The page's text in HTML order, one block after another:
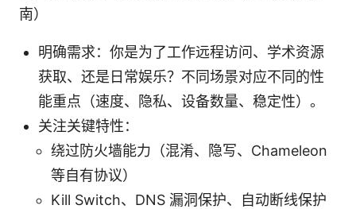
南）
明确需求：你是为了工作远程访问、学术资源
获取、还是日常娱乐？不同场景对应不同的性
能重点（速度、隐私、设备数量、稳定性）。
关注关键特性：
绕过防火墙能力（混淆、隐写、Chameleon
等自有协议）
Kill Switch、DNS 漏洞保护、自动断线保护